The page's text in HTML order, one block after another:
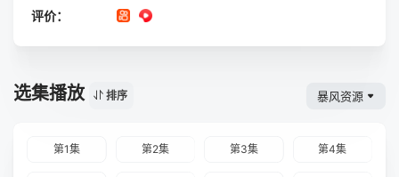
评价：
选集播放 排序 暴风资源
第1集 第2集 第3集 第4集